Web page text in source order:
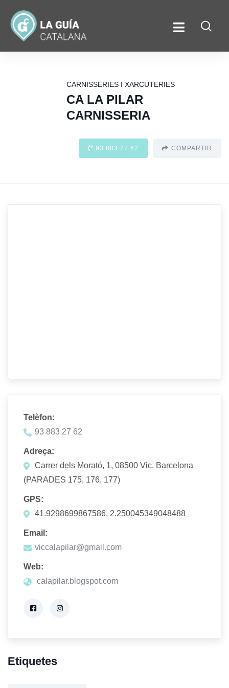
CARNISSERIES I XARCUTERIES
CA LA PILAR
CARNISSERIA
93 883 27 62 COMPARTIR
Telèfon:
93 883 27 62
Adreça:
Carrer dels Morató, 1, 08500 Vic, Barcelona
(PARADES 175, 176, 177)
GPS:
41.9298699867586, 2.250045349048488
Email:
viccalapilar@gmail.com
Web:
calapilar.blogspot.com
Etiquetes